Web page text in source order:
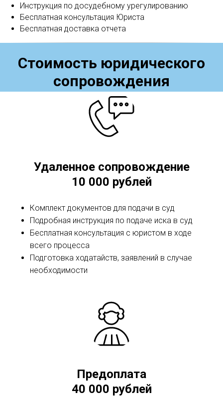
Инструкция по досудебному урегулированию
Бесплатная консультация Юриста
Бесплатная доставка отчета
Стоимость юридического
сопровождения
Удаленное сопровождение
10 000 рублей
Комплект документов для подачи в суд
Подробная инструкция по подаче иска в суд
Бесплатная консультация с юристом в ходе
всего процесса
Подготовка ходатайств, заявлений в случае
необходимости
Предоплата
40 000 рублей